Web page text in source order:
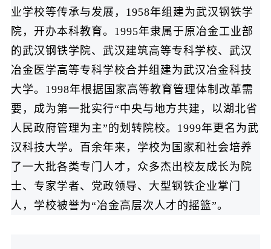
业学校等传承与发展，1958年组建为武汉钢铁学
院，开办本科教育。1995年隶属于原冶金工业部
的武汉钢铁学院、武汉建筑高等专科学校、武汉
冶金医学高等专科学校合并组建为武汉冶金科技
大学。1998年根据国家高等教育管理体制改革需
要，成为第一批实行“中央与地方共建，以湖北省
人民政府管理为主”的划转院校。1999年更名为武
汉科技大学。百余年来，学校为国家和社会培养
了一大批各类专门人才，众多杰出校友成长为院
士、专家学者、党政领导、大型钢铁企业掌门
人，学校被誉为“冶金高层次人才的摇篮”。